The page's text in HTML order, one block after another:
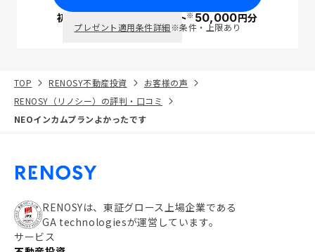
初回面談で ポイント※50,000円分
プレゼント適用条件詳細※条件・上限あり
TOP RENOSY不動産投資
お客様の声
RENOSY（リノシー）の評判・口コミ
NEOインカムプランよかったです
RENOSYは、東証グロース上場企業である
GA technologiesが運営しています。
サービス